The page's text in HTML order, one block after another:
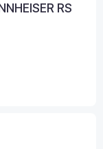
RS